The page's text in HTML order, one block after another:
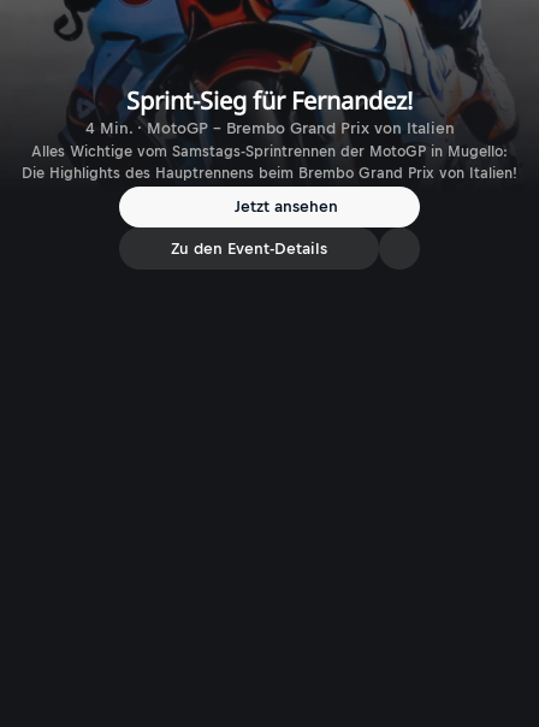
Sprint-Sieg für Fernandez!
4 Min. · MotoGP - Brembo Grand Prix von Italien
Alles Wichtige vom Samstags-Sprintrennen der MotoGP in Mugello:
Die Highlights des Hauptrennens beim Brembo Grand Prix von Italien!
Jetzt ansehen
Zu den Event-Details